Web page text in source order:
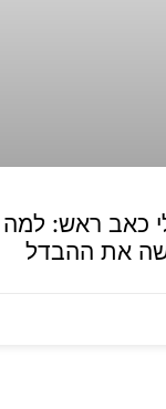
כאב ראש: למה
את ההבדל